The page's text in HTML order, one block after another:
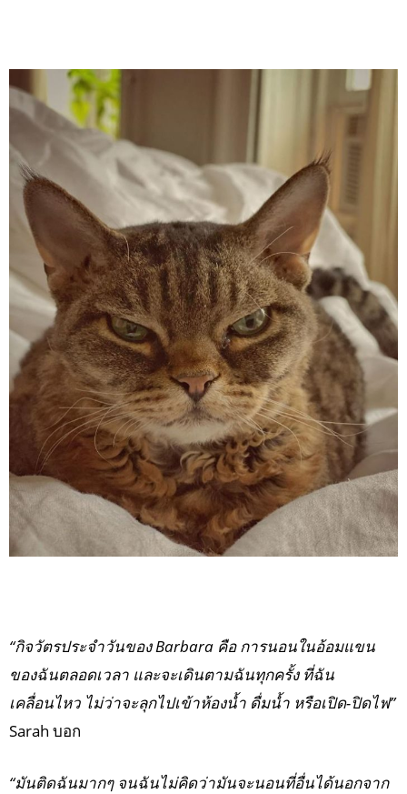
“กิจวัตรประจำวันของ Barbara คือ การนอนในอ้อมแขน
ของฉันตลอดเวลา และจะเดินตามฉันทุกครั้ง ที่ฉัน
เคลื่อนไหว ไม่ว่าจะลุกไปเข้าห้องน้ำ ดื่มน้ำ หรือเปิด-ปิดไฟ”
Sarah บอก
“มันติดฉันมากๆ จนฉันไม่คิดว่ามันจะนอนที่อื่นได้นอกจาก